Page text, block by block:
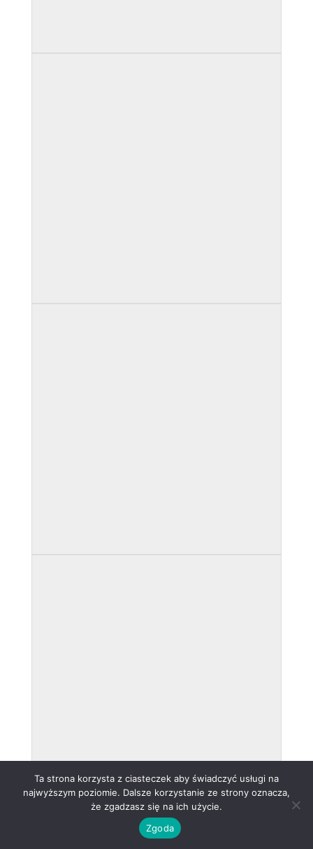
Ta strona korzysta z ciasteczek aby świadczyć usługi na
najwyższym poziomie. Dalsze korzystanie ze strony oznacza,
że zgadzasz się na ich użycie.
Zgoda